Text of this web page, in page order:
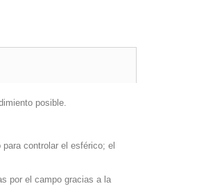
posible.
controlar el esférico; el
por el campo gracias a la